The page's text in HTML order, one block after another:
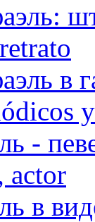
в
-
actor
в